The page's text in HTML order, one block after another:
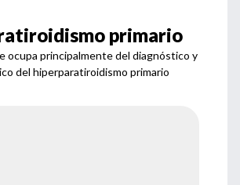
primario
ocupa principalmente del diagnóstico y
del hiperparatiroidismo primario